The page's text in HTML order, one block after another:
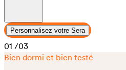
Personnalisez votre Sera
01 /03
Bien dormi et bien testé